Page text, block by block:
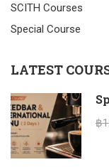
SCITH Courses
Special Course
LATEST
฿